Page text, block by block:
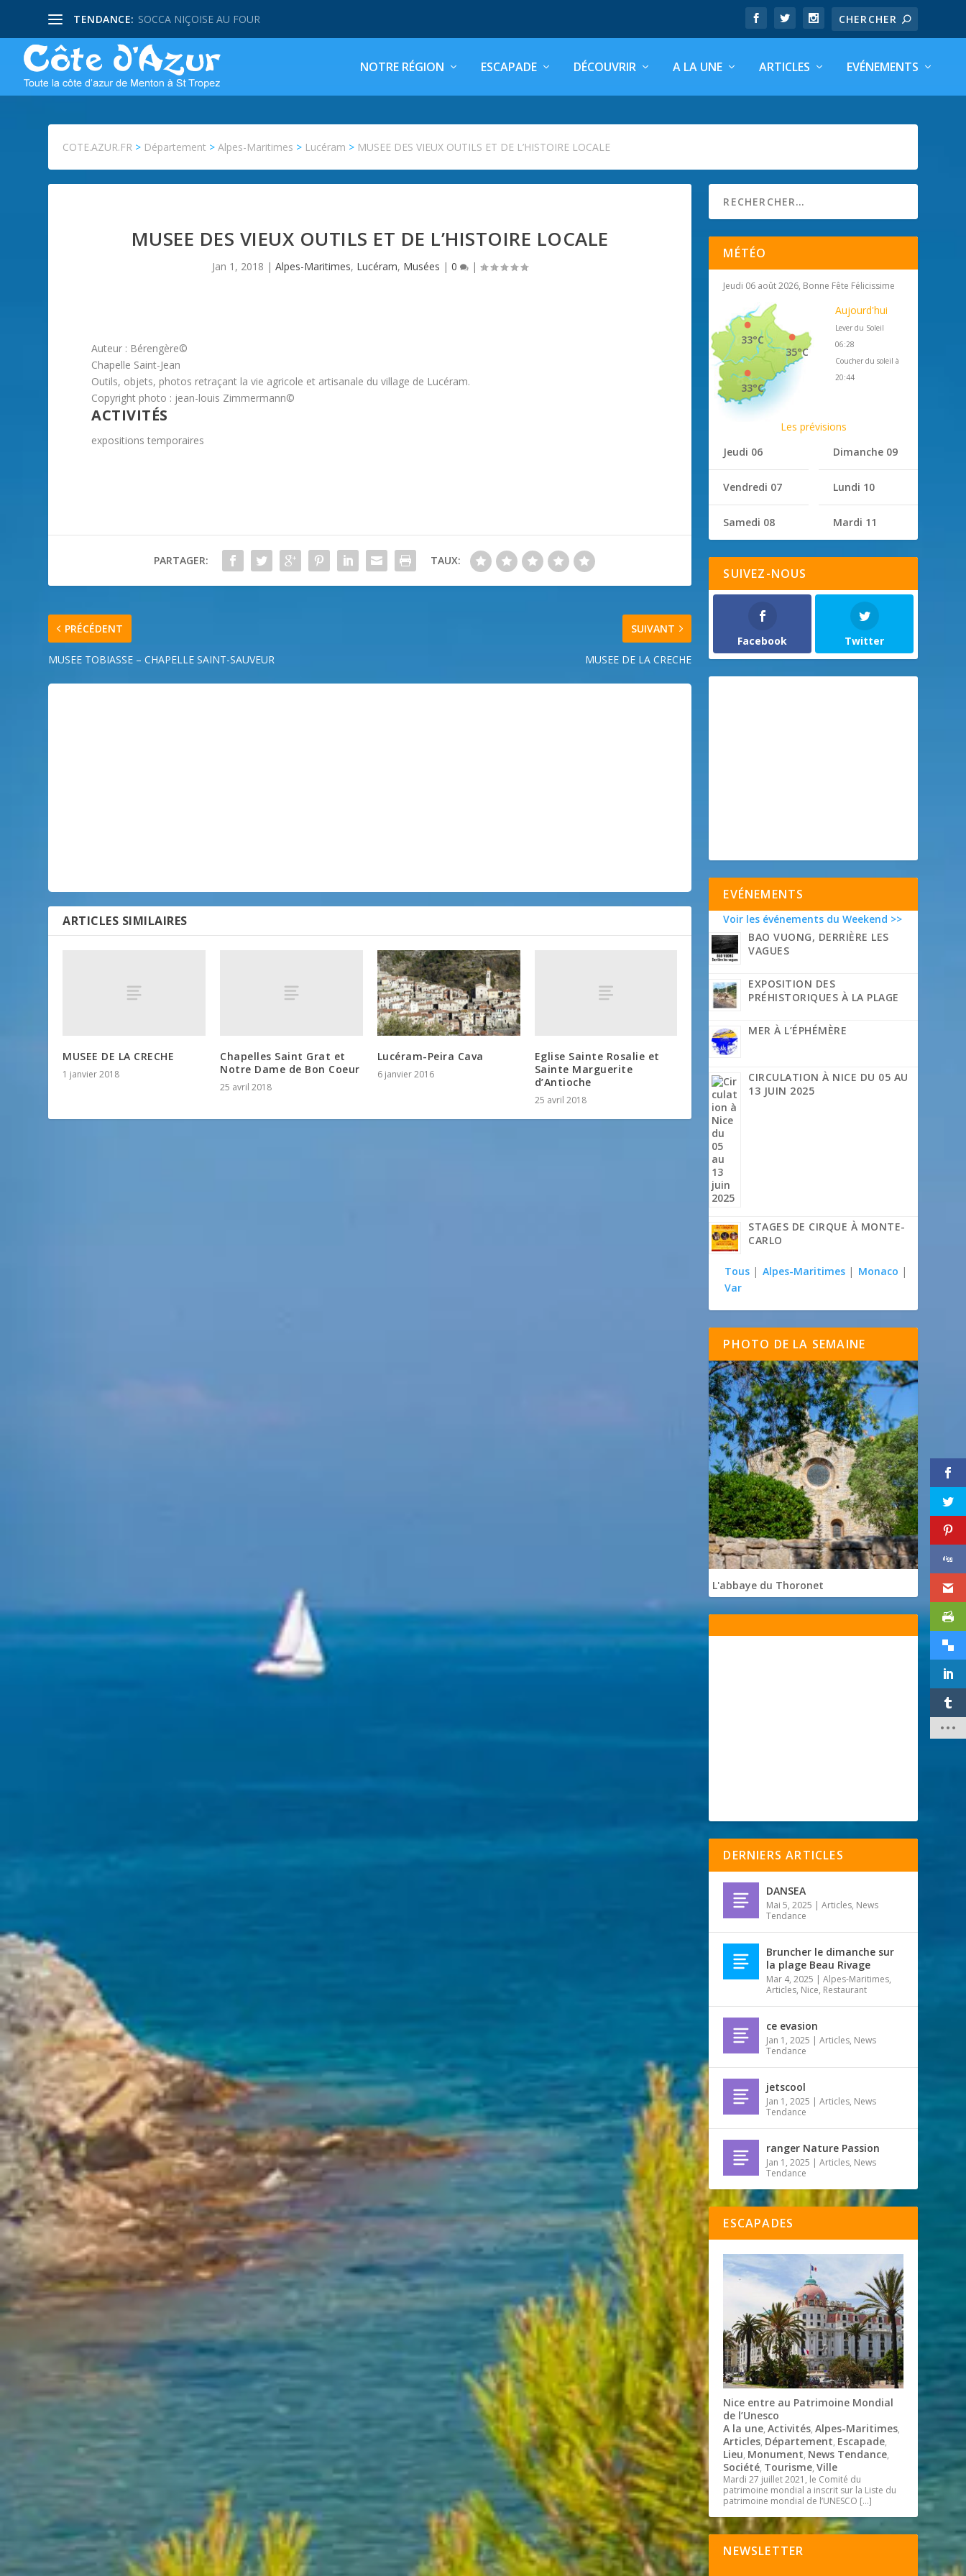
TENDANCE: SOCCA NIÇOISE AU FOUR
NOTRE RÉGION ESCAPADE DÉCOUVRIR A LA UNE ARTICLES EVÉNEMENTS
COTE.AZUR.FR > Département >Alpes-Maritimes > Lucéram > MUSEE DES VIEUX OUTILS ET DE L’HISTOIRE LOCALE
MUSEE DES VIEUX OUTILS ET DE L’HISTOIRE LOCALE
Jan 1, 2018 |Alpes-Maritimes, Lucéram, Musées |0 |
Auteur : Bérengère©
Chapelle Saint-Jean
Outils, objets, photos retraçant la vie agricole et artisanale du village de Lucéram.
Copyright photo : jean-louis Zimmermann©
ACTIVITÉS
expositions temporaires
PARTAGER: TAUX:
PRÉCÉDENT
MUSEE TOBIASSE – CHAPELLE SAINT-SAUVEUR
SUIVANT
MUSEE DE LA CRECHE
ARTICLES SIMILAIRES
MUSEE DE LA CRECHE
1 janvier 2018
Chapelles Saint Grat et
Notre Dame de Bon Coeur
25 avril 2018
Lucéram-Peira Cava
6 janvier 2016
Eglise Sainte Rosalie et
Sainte Marguerite
d’Antioche
25 avril 2018
MÉTÉO
Jeudi 06 août 2026, Bonne Fête Félicissime
35°C
33°C
33°C
Aujourd'hui
Lever du Soleil
06:28
Coucher du soleil à
20:44
Les prévisions
Jeudi 06
Vendredi 07
Samedi 08
Dimanche 09
Lundi 10
Mardi 11
SUIVEZ-NOUS
Facebook Twitter
EVÉNEMENTS
Voir les événements du Weekend >>
BAO VUONG, DERRIÈRE LES
VAGUES
EXPOSITION DES
PRÉHISTORIQUES À LA PLAGE
MER À L’ÉPHÉMÈRE
CIRCULATION À NICE DU 05 AU
13 JUIN 2025
STAGES DE CIRQUE À MONTE-
CARLO
Tous | Alpes-Maritimes | Monaco |
Var
PHOTO DE LA SEMAINE
L'abbaye du Thoronet
DERNIERS ARTICLES
DANSEA
Mai 5, 2025 |Articles, News
Tendance
Bruncher le dimanche sur
la plage Beau Rivage
Mar 4, 2025 |Alpes-Maritimes,
Articles, Nice, Restaurant
ce evasion
Jan 1, 2025 |Articles, News
Tendance
jetscool
Jan 1, 2025 |Articles, News
Tendance
ranger Nature Passion
Jan 1, 2025 |Articles, News
Tendance
ESCAPADES
Nice entre au Patrimoine Mondial
de l’Unesco
A la une,Activités,Alpes-Maritimes,
Articles, Département, Escapade,
Lieu, Monument, News Tendance,
Société, Tourisme,Ville
Mardi 27 juillet 2021, le Comité du
patrimoine mondial a inscrit sur la Liste du
patrimoine mondial de l’UNESCO […]
NEWSLETTER